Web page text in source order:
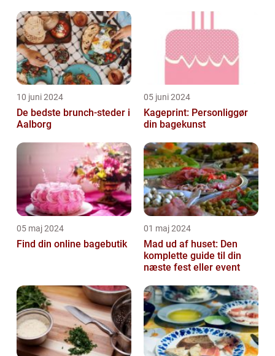
10 juni 2024
De bedste brunch-steder i
Aalborg
05 juni 2024
Kageprint: Personliggør
din bagekunst
05 maj 2024
Find din online bagebutik
01 maj 2024
Mad ud af huset: Den
komplette guide til din
næste fest eller event